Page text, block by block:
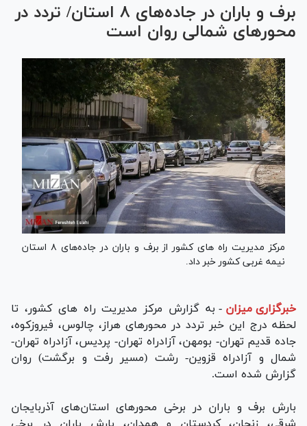
برف و باران در جاده‌های ۸ استان/ تردد در
محورهای شمالی روان است
مرکز مدیریت راه‌ های کشور از برف و باران در جاده‌های ۸ استان
نیمه غربی کشور خبر داد.
خبرگزاری میزان - به گزارش مرکز مدیریت راه‌ های کشور، تا
لحظه درج این خبر تردد در محورهای هراز، چالوس، فیروزکوه،
جاده قدیم تهران- بومهن، آزادراه تهران- پردیس، آزادراه تهران-
شمال و آزادراه قزوین- رشت (مسیر رفت و برگشت) روان
گزارش شده است.
بارش برف و باران در برخی محورهای استان‌های آذربایجان